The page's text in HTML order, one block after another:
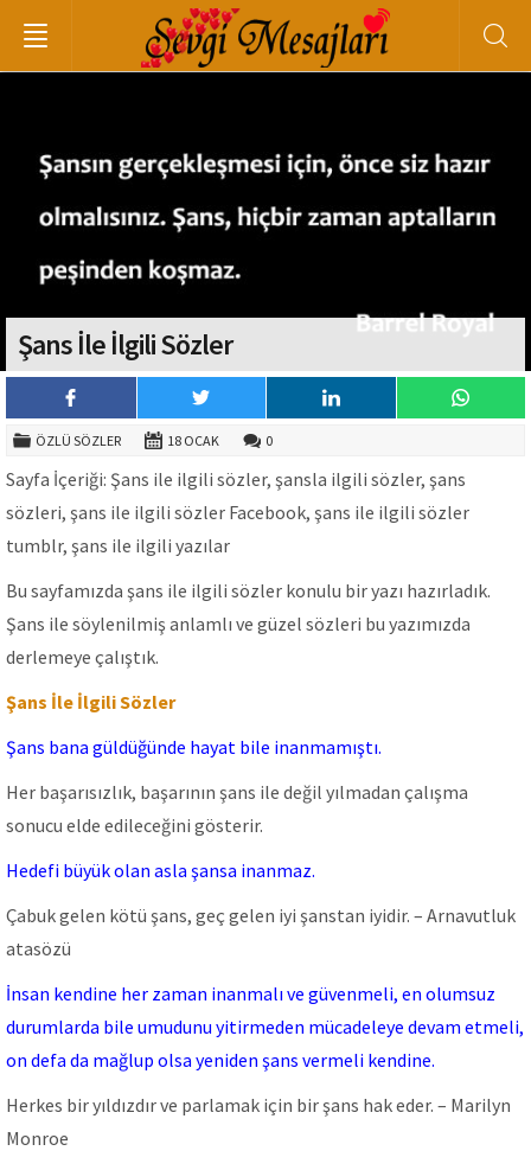
Şans İle İlgili Sözler
ÖZLÜ SÖZLER 18 OCAK 0
Sayfa İçeriği: Şans ile ilgili sözler, şansla ilgili sözler, şans
sözleri, şans ile ilgili sözler Facebook, şans ile ilgili sözler
tumblr, şans ile ilgili yazılar
Bu sayfamızda şans ile ilgili sözler konulu bir yazı hazırladık.
Şans ile söylenilmiş anlamlı ve güzel sözleri bu yazımızda
derlemeye çalıştık.
Şans İle İlgili Sözler
Şans bana güldüğünde hayat bile inanmamıştı.
Her başarısızlık, başarının şans ile değil yılmadan çalışma
sonucu elde edileceğini gösterir.
Hedefi büyük olan asla şansa inanmaz.
Çabuk gelen kötü şans, geç gelen iyi şanstan iyidir. – Arnavutluk
atasözü
İnsan kendine her zaman inanmalı ve güvenmeli, en olumsuz
durumlarda bile umudunu yitirmeden mücadeleye devam etmeli,
on defa da mağlup olsa yeniden şans vermeli kendine.
Herkes bir yıldızdır ve parlamak için bir şans hak eder. – Marilyn
Monroe